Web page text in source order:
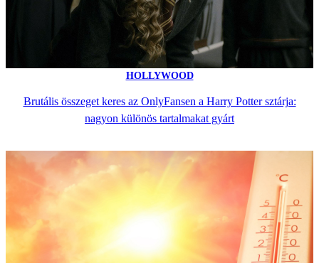
HOLLYWOOD
Brutális összeget keres az OnlyFansen a Harry Potter sztárja:
nagyon különös tartalmakat gyárt